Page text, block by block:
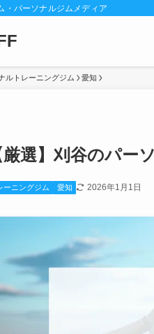
・パーソナルジムメディア
ルトレーニングジム 愛知
厳選】刈谷のパー
ーニングジム 愛知 2026年1月1日